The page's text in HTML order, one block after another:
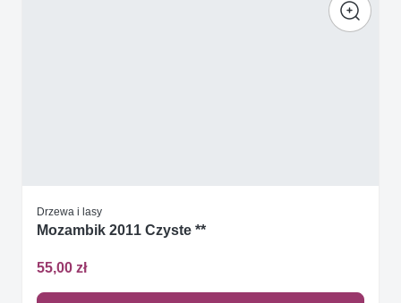
Drzewa i lasy
Mozambik 2011 Czyste **
55,00 zł